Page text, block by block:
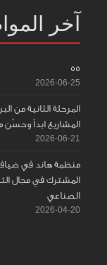
آخر
55
2026-06-25
المرحلة الثانية من
المشاريع ابدأ وحسّن
2026-06-21
منظمة هاند في
المشترك في مجال
الصناعي
2026-04-20